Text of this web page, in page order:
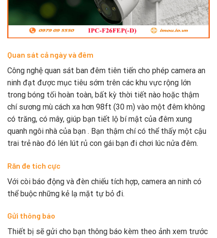
Quan sát cả ngày và đêm
Công nghệ quan sát ban đêm tiên tiến cho phép camera an
ninh đạt được mục tiêu sớm trên các khu vực rộng lớn
trong bóng tối hoàn toàn, bất kỳ thời tiết nào hoặc thậm
chí sương mù cách xa hơn 98ft (30 m) vào một đêm không
có trăng, có mây, giúp bạn tiết lộ bí mật của đêm xung
quanh ngôi nhà của bạn . Bạn thậm chí có thể thấy một cậu
trai trẻ nào đó lén lút rủ con gái bạn đi chơi lúc nửa đêm.
Răn đe tích cực
Với còi báo động và đèn chiếu tích hợp, camera an ninh có
thể buộc những kẻ lạ mặt tự bỏ đi.
Gửi thông báo
Thiết bị sẽ gửi cho bạn thông báo kèm theo ảnh xem trước